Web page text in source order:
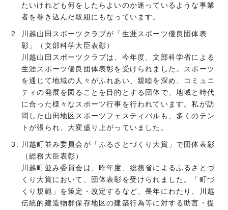
たいけれども何をしたらよいのか迷っているような事業
者を巻き込んだ取組にもなっています。
川越山田スポーツクラブが「生涯スポーツ優良団体表
彰」（文部科学大臣表彰）
川越山田スポーツクラブは、今年度、文部科学省による
生涯スポーツ優良団体表彰を受けられました。スポーツ
を通じて地域の人々がふれあい、親睦を深め、コミュニ
ティの発展を図ることを目的とする団体で、地域と時代
に合った様々なスポーツ行事を行われています。私が訪
問した山田地区スポーツフェスティバルも、多くのテン
トが張られ、大変盛り上がっていました。
川越町並み委員会が「ふるさとづくり大賞」で団体表彰
（総務大臣表彰）
川越町並み委員会は、昨年度、総務省によるふるさとづ
くり大賞において、団体表彰を受けられました。「町づ
くり規範」を策定・改定するなど、長年にわたり、川越
伝統的建造物群保存地区の建築行為等に対する助言・提